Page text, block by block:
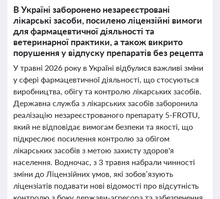
В Україні заборонено незареєстровані
лікарські засоби, посилено ліцензійні вимоги
для фармацевтичної діяльності та
ветеринарної практики, а також викрито
порушення у відпуску препаратів без рецепта
У травні 2026 року в Україні відбулися важливі зміни
у сфері фармацевтичної діяльності, що стосуються
виробництва, обігу та контролю лікарських засобів.
Державна служба з лікарських засобів заборонила
реалізацію незареєстрованого препарату 5-FROTU,
який не відповідає вимогам безпеки та якості, що
підкреслює посилення контролю за обігом
лікарських засобів з метою захисту здоров'я
населення. Водночас, з 3 травня набрали чинності
зміни до Ліцензійних умов, які зобов’язують
ліцензіатів подавати нові відомості про відсутність